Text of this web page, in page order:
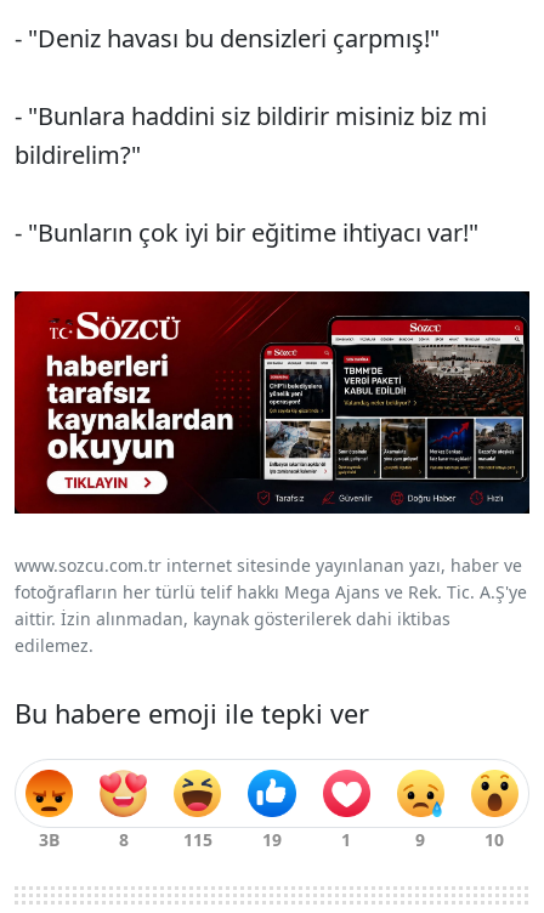
- "Deniz havası bu densizleri çarpmış!"
- "Bunlara haddini siz bildirir misiniz biz mi
bildirelim?"
- "Bunların çok iyi bir eğitime ihtiyacı var!"
www.sozcu.com.tr internet sitesinde yayınlanan yazı, haber ve
fotoğrafların her türlü telif hakkı Mega Ajans ve Rek. Tic. A.Ş'ye
aittir. İzin alınmadan, kaynak gösterilerek dahi iktibas
edilemez.
Bu habere emoji ile tepki ver